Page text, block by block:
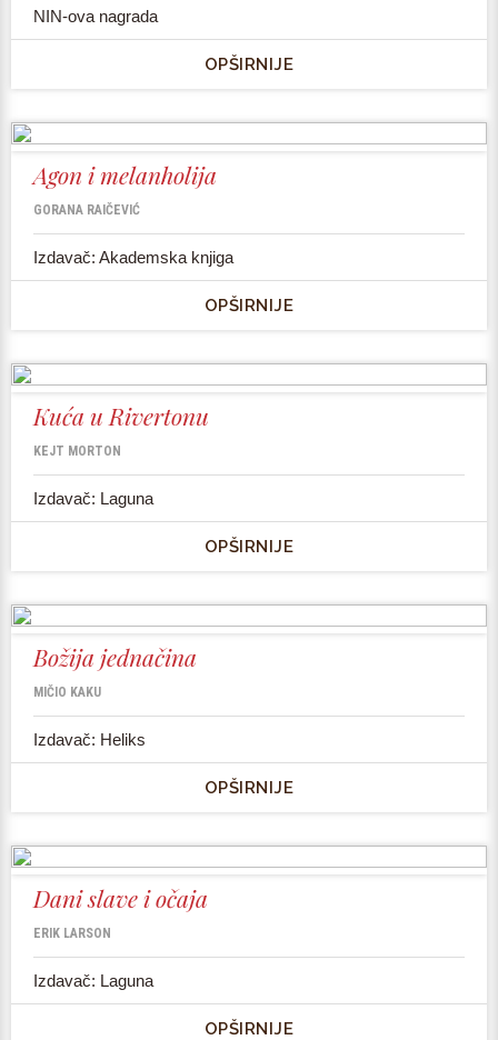
NIN-ova nagrada
OPŠIRNIJE
Agon i melanholija
GORANА RAIČEVIĆ
Izdavač: Akademska knjiga
OPŠIRNIJE
Kuća u Rivertonu
KEJT MORTON
Izdavač: Laguna
OPŠIRNIJE
Božija jednačina
MIČIO KAKU
Izdavač: Heliks
OPŠIRNIJE
Dani slave i očaja
ERIK LARSON
Izdavač: Laguna
OPŠIRNIJE